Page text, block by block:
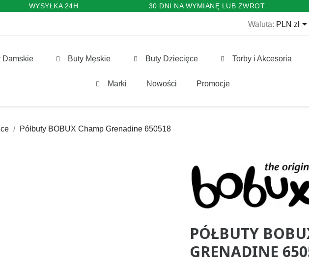
WYSYŁKA 24H 30 DNI NA WYMIANĘ LUB ZWROT
Waluta: PLN zł
Damskie Buty Męskie Buty Dziecięce Torby i Akcesoria
Marki Nowości Promocje
Półbuty BOBUX Champ Grenadine 650518
PÓŁBUTY
GRENADINE